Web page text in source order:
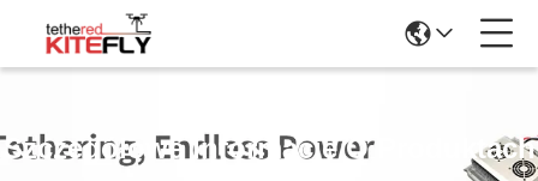
Szczegółowe Informacje O Produktach